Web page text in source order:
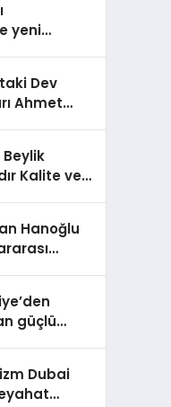
yeni
Dev
Ahmet
City”
Geçirecek
Beylik
Kalite ve
Hanoğlu
güçlü
Dubai